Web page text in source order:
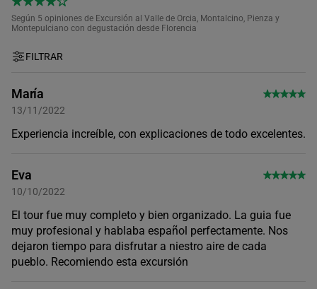
Según 5 opiniones de Excursión al Valle de Orcia, Montalcino, Pienza y
Montepulciano con degustación desde Florencia
FILTRAR
María
13/11/2022
Experiencia increíble, con explicaciones de todo excelentes.
Eva
10/10/2022
El tour fue muy completo y bien organizado. La guia fue
muy profesional y hablaba español perfectamente. Nos
dejaron tiempo para disfrutar a niestro aire de cada
pueblo. Recomiendo esta excursión